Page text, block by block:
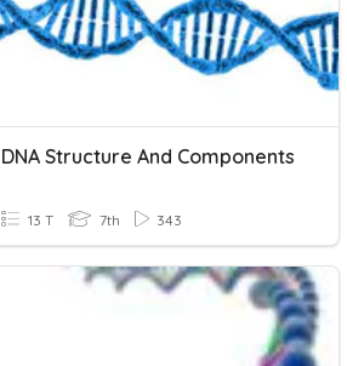
DNA Structure And Components
13 T 7th 343